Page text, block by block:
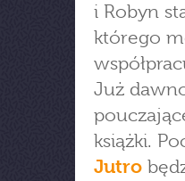
i Robyn
którego
Już
książki.
Jutro